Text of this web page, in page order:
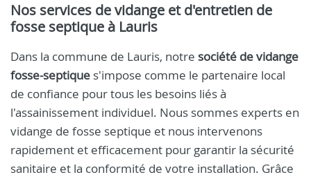
Nos services de vidange et d'entretien de
fosse septique à Lauris
Dans la commune de Lauris, notre société de vidange
fosse-septique s'impose comme le partenaire local
de confiance pour tous les besoins liés à
l'assainissement individuel. Nous sommes experts en
vidange de fosse septique et nous intervenons
rapidement et efficacement pour garantir la sécurité
sanitaire et la conformité de votre installation. Grâce